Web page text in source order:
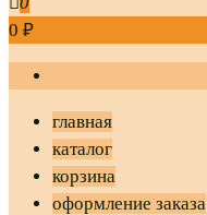
0 ₽
главная
каталог
корзина
оформление заказа